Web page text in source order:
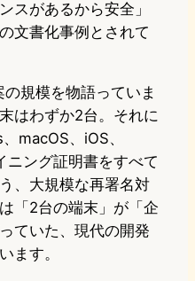
があるから安全」
文書化事例とされて
規模を物語っていま
はわずか2台。それに
macOS、iOS、
ング証明書をすべて
、大規模な再署名対
「2台の端末」が「企
ていた、現代の開発
ます。